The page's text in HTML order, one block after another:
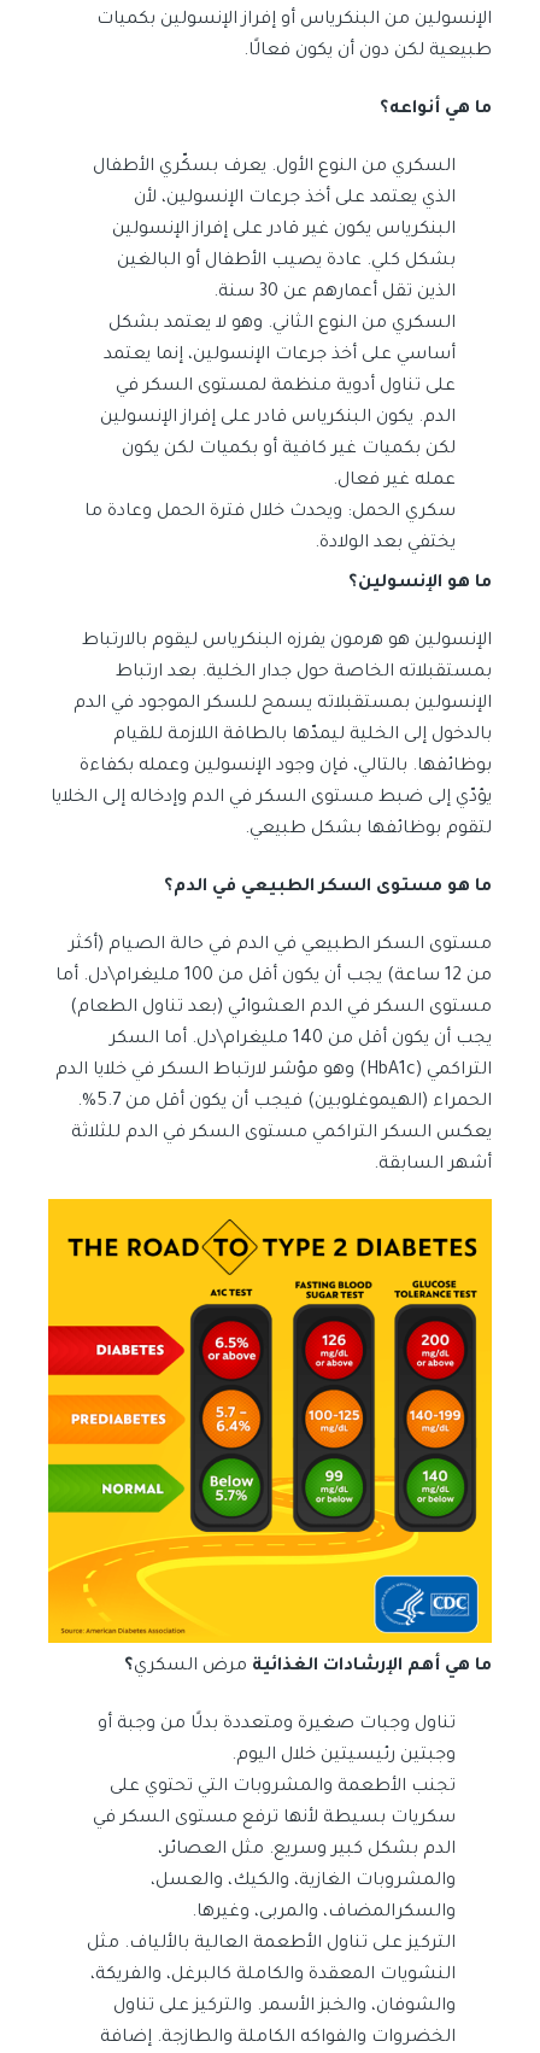
الإنسولين من البنكرياس أو إفراز الإنسولين بكميات
طبيعية لكن دون أن يكون فعالًا.
ما هي أنواعه؟
السكري من النوع الأول. يعرف بسكّري الأطفال
الذي يعتمد على أخذ جرعات الإنسولين، لأن
البنكرياس يكون غير قادر على إفراز الإنسولين
بشكل كلي. عادة يصيب الأطفال أو البالغين
الذين تقل أعمارهم عن 30 سنة.
السكري من النوع الثاني. وهو لا يعتمد بشكل
أساسي على أخذ جرعات الإنسولين، إنما يعتمد
على تناول أدوية منظمة لمستوى السكر في
الدم. يكون البنكرياس قادر على إفراز الإنسولين
لكن بكميات غير كافية أو بكميات لكن يكون
عمله غير فعال.
سكري الحمل: ويحدث خلال فترة الحمل وعادة ما
يختفي بعد الولادة.
ما هو الإنسولين؟
الإنسولين هو هرمون يفرزه البنكرياس ليقوم بالارتباط
بمستقبلاته الخاصة حول جدار الخلية. بعد ارتباط
الإنسولين بمستقبلاته يسمح للسكر الموجود في الدم
بالدخول إلى الخلية ليمدّها بالطاقة اللازمة للقيام
بوظائفها. بالتالي، فإن وجود الإنسولين وعمله بكفاءة
يؤدّي إلى ضبط مستوى السكر في الدم وإدخاله إلى الخلايا
لتقوم بوظائفها بشكل طبيعي.
ما هو مستوى السكر الطبيعي في الدم؟
مستوى السكر الطبيعي في الدم في حالة الصيام (أكثر
من 12 ساعة) يجب أن يكون أقل من 100 مليغرام\دل. أما
مستوى السكر في الدم العشوائي (بعد تناول الطعام)
يجب أن يكون أقل من 140 مليغرام\دل. أما السكر
التراكمي (HbA1c) وهو مؤشر لارتباط السكر في خلايا الدم
الحمراء (الهيموغلوبين) فيجب أن يكون أقل من 5.7%.
يعكس السكر التراكمي مستوى السكر في الدم للثلاثة
أشهر السابقة.
ما هي أهم الإرشادات الغذائية مرض السكري؟
تناول وجبات صغيرة ومتعددة بدلًا من وجبة أو
وجبتين رئيسيتين خلال اليوم.
تجنب الأطعمة والمشروبات التي تحتوي على
سكريات بسيطة لأنها ترفع مستوى السكر في
الدم بشكل كبير وسريع. مثل العصائر،
والمشروبات الغازية، والكيك، والعسل،
والسكرالمضاف، والمربى، وغيرها.
التركيز على تناول الأطعمة العالية بالألياف. مثل
النشويات المعقدة والكاملة كالبرغل، والفريكة،
والشوفان، والخبز الأسمر. والتركيز على تناول
الخضروات والفواكه الكاملة والطازجة. إضافة